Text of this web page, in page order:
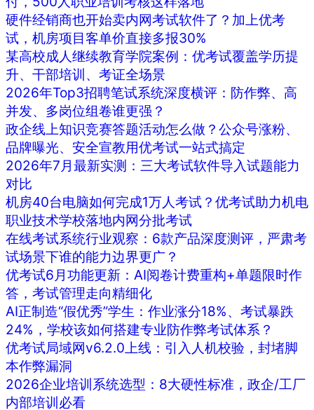
硬件经销商也开始卖内网考试软件了？加上优考
试，机房项目客单价直接多报30%
某高校成人继续教育学院案例：优考试覆盖学历提
升、干部培训、考证全场景
2026年Top3招聘笔试系统深度横评：防作弊、高
并发、多岗位组卷谁更强？
政企线上知识竞赛答题活动怎么做？公众号涨粉、
品牌曝光、安全宣教用优考试一站式搞定
2026年7月最新实测：三大考试软件导入试题能力
对比
机房40台电脑如何完成1万人考试？优考试助力机电
职业技术学校落地内网分批考试
在线考试系统行业观察：6款产品深度测评，严肃考
试场景下谁的能力边界更广？
优考试6月功能更新：AI阅卷计费重构+单题限时作
答，考试管理走向精细化
AI正制造“假优秀”学生：作业涨分18%、考试暴跌
24%，学校该如何搭建专业防作弊考试体系？
优考试局域网v6.2.0上线：引入人机校验，封堵脚
本作弊漏洞
2026企业培训系统选型：8大硬性标准，政企/工厂
内部培训必看